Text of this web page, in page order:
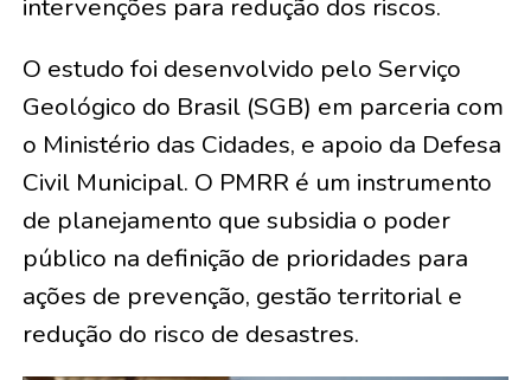
intervenções para redução dos riscos.
O estudo foi desenvolvido pelo Serviço
Geológico do Brasil (SGB) em parceria com
o Ministério das Cidades, e apoio da Defesa
Civil Municipal. O PMRR é um instrumento
de planejamento que subsidia o poder
público na definição de prioridades para
ações de prevenção, gestão territorial e
redução do risco de desastres.